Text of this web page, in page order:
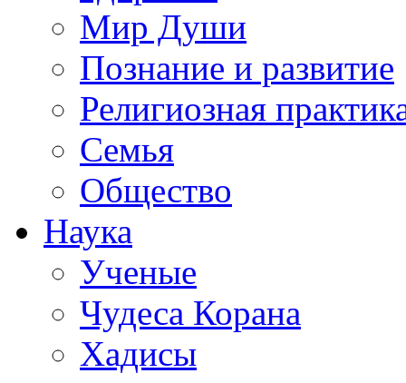
Мир Души
Познание и развитие
Религиозная
Семья
Общество
Наука
Ученые
Чудеса Корана
Хадисы